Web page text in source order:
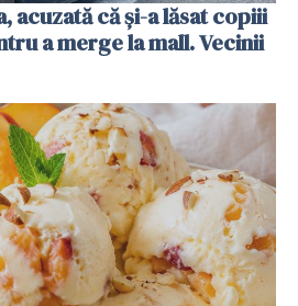
acuzată că și-a lăsat copiii
a merge la mall. Vecinii